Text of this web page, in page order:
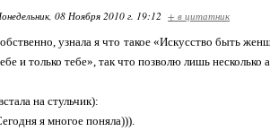
08 Ноября 2010 г. 19:12 + в цитатник
узнала я что такое «Искусство быть
и только тебе», так что позволю лишь несколько
на стульчик):
я многое поняла))).